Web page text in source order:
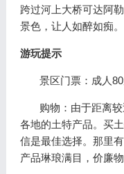
跨过河上大桥可达阿
景色，让人如醉如痴。
游玩提示
景区门票：成人80
购物：由于距离较
各地的土特产品。买
信是最佳选择。那里
产品琳琅满目，价廉